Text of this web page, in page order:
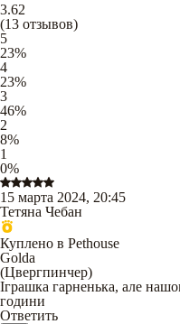
3.62
(13 отзывов)
5
23%
4
23%
3
46%
2
8%
1
0%
15 марта 2024, 20:45
Тетяна Чебан
Куплено в Pethouse
Golda
(Цвергпинчер)
Іграшка гарненька, але
години
Ответить